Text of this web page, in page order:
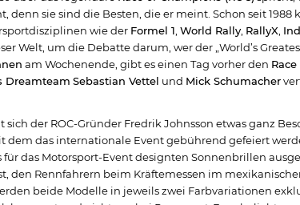
denn sie sind die Besten, die er meint. Schon seit
wie der Formel 1 World Rally, RallyX
Welt, um die Debatte darum, wer der „World’s
am Wochenende, gibt es einen Tag vorher den
Dreamteam Sebastian Vettel und Mick Schumacher
sich der ROC-Gründer Fredrik Johnsson etwas ganz
dem das internationale Event gebührend gefeiert
das Motorsport-Event designten Sonnenbrillen
den Rennfahrern beim Kräftemessen im
beide Modelle in jeweils zwei Farbvariationen